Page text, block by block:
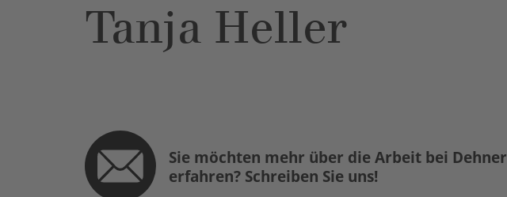
Tanja Heller
Sie möchten mehr über die Arbeit bei Dehner
erfahren? Schreiben Sie uns!